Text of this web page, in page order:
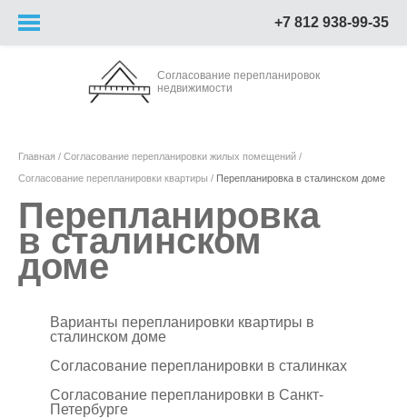
Согласование перепланировок
недвижимости
+7 812 938-99-35
Главная
Согласование перепланировки жилых помещений
Согласование перепланировки квартиры
Перепланировка в сталинском доме
Перепланировка
в сталинском
доме
Варианты перепланировки квартиры в
сталинском доме
Согласование перепланировки в сталинках
Согласование перепланировки в Санкт-
Петербурге